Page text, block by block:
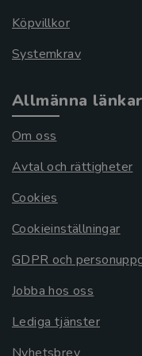
Köpvillkor
Systemkrav
Allmänna länkar
Om oss
Avtal och rättigheter
Cookies
Cookieinställningar
GDPR och
Jobba hos oss
Lediga tjänster